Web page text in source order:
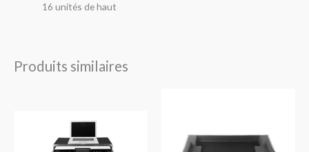
16 unités de haut
Produits similaires